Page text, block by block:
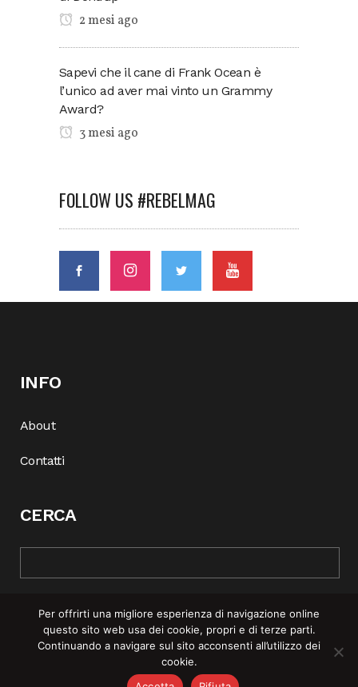
2 mesi ago
Sapevi che il cane di Frank Ocean è
l’unico ad aver mai vinto un Grammy
Award?
3 mesi ago
FOLLOW US #REBELMAG
INFO
About
Contatti
CERCA
© COPYRIGHT 2025 | REBEL MAG —
Per offrirti una migliore esperienza di navigazione online
questo sito web usa dei cookie, propri e di terze parti.
Continuando a navigare sul sito acconsenti all’utilizzo dei
cookie.